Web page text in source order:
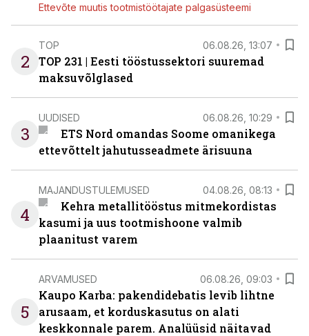
Ettevõte muutis tootmistöötajate palgasüsteemi
2
TOP 06.08.26, 13:07
TOP 231 | Eesti tööstussektori suuremad
maksuvõlglased
3
UUDISED 06.08.26, 10:29
ETS Nord omandas Soome omanikega
ettevõttelt jahutusseadmete ärisuuna
4
MAJANDUSTULEMUSED 04.08.26, 08:13
Kehra metallitööstus mitmekordistas
kasumi ja uus tootmishoone valmib
plaanitust varem
5
ARVAMUSED 06.08.26, 09:03
Kaupo Karba: pakendidebatis levib lihtne
arusaam, et korduskasutus on alati
keskkonnale parem. Analüüsid näitavad